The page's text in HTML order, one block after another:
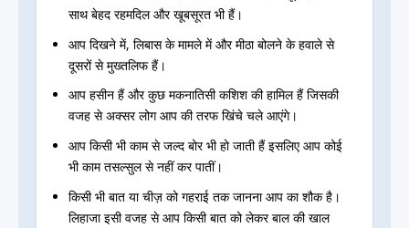
साथ बेहद रहमदिल और खूबसूरत भी हैं।
आप दिखने में, लिबास के मामले में और मीठा बोलने के हवाले से
दूसरों से मुख्तलिफ हैं।
आप हसीन हैं और कुछ मकनातिसी कशिश की हामिल हैं जिसकी
वजह से अक्सर लोग आप की तरफ खिंचे चले आएंगे।
आप किसी भी काम से जल्द बोर भी हो जाती हैं इसलिए आप कोई
भी काम तसल्सुल से नहीं कर पातीं।
किसी भी बात या चीज़ को गहराई तक जानना आप का शौक है।
लिहाजा इसी वजह से आप किसी बात को लेकर बाल की खाल